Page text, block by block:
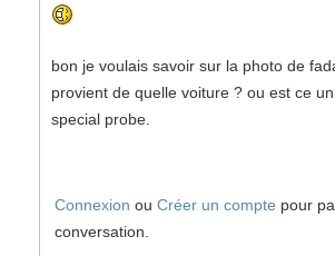
bon je voulais savoir sur la photo de
provient de quelle voiture ? ou est ce
special probe.
Connexion ou Créer un compte pour
conversation.